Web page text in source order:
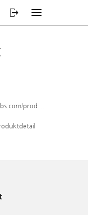
isin/CH1577839371